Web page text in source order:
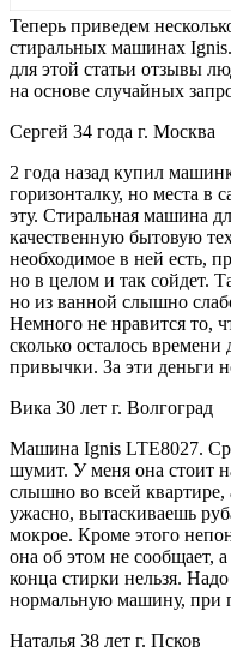
Теперь приведем
стиральных машинах
для этой статьи отзывы
на основе случайных
Сергей 34 года г. Москва
2 года назад купил
горизонталку, но места в
эту. Стиральная машина
качественную бытовую
необходимое в ней есть,
но в целом и так сойдет.
но из ванной слышно
Немного не нравится то,
сколько осталось
привычки. За эти деньги
Вика 30 лет г. Волгоград
Машина Ignis LTE8027.
шумит. У меня она стоит
слышно во всей
ужасно, вытаскиваешь
мокрое. Кроме этого
она об этом не сообщает,
конца стирки нельзя.
нормальную машину, при
Наталья 38 лет г. Псков